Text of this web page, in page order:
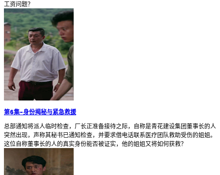
工资问题？
第6集-身份揭秘与紧急救援
总部通知将派人临时检查，厂长正准备接待之际，自称是青花建设集团董事长的人
突然出现，声称其秘书已通知检查，并要求借电话联系医疗团队救助受伤的姐姐。
这位自称董事长的人的真实身份能否被证实，他的姐姐又将如何获救？